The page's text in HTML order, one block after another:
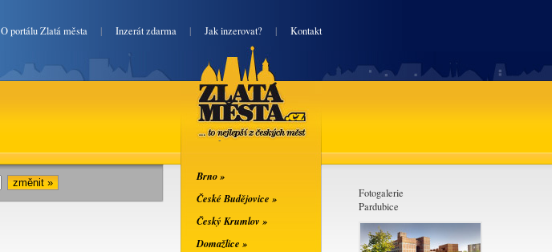
O portálu Zlatá města | Inzerát zdarma | Jak inzerovat? | Kontakt
Fotogalerie
Pardubice
Zlatá města
... to nejlepší z
českých měst
Brno »
České Budějovice »
Český Krumlov »
Domažlice »